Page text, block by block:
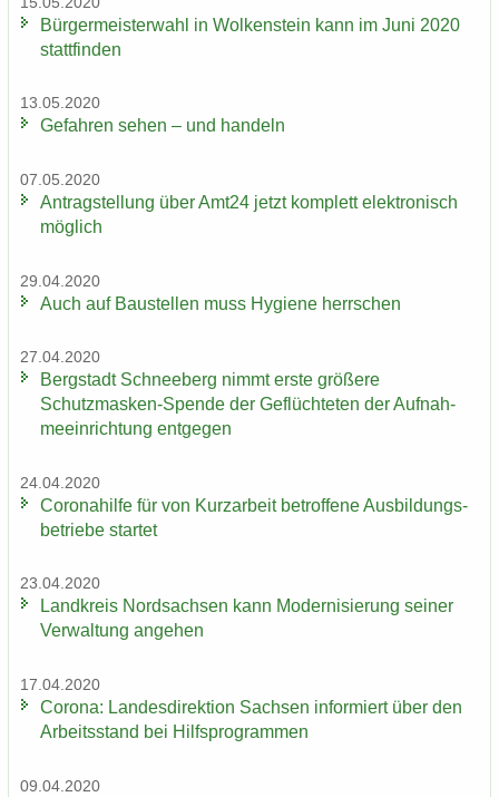
Bür­ger­meis­ter­wahl in Wol­ken­stein kann im Juni 2020
statt­fin­den
13.05.2020
Ge­fah­ren sehen – und han­deln
07.05.2020
An­trag­stel­lung über Amt24 jetzt kom­plett elek­tro­nisch
mög­lich
29.04.2020
Auch auf Bau­stel­len muss Hy­gie­ne herr­schen
27.04.2020
Berg­stadt Schnee­berg nimmt erste grö­ße­re
Schutzmasken-​Spende der Ge­flüch­te­ten der Auf­nah­
me­ein­rich­tung ent­ge­gen
24.04.2020
Co­ro­na­hil­fe für von Kurz­ar­beit be­trof­fe­ne Aus­bil­dungs­
be­trie­be star­tet
23.04.2020
Land­kreis Nord­sach­sen kann Mo­der­ni­sie­rung sei­ner
Ver­wal­tung an­ge­hen
17.04.2020
Co­ro­na: Lan­des­di­rek­ti­on Sach­sen in­for­miert über den
Ar­beits­stand bei Hilfs­pro­gram­men
09.04.2020